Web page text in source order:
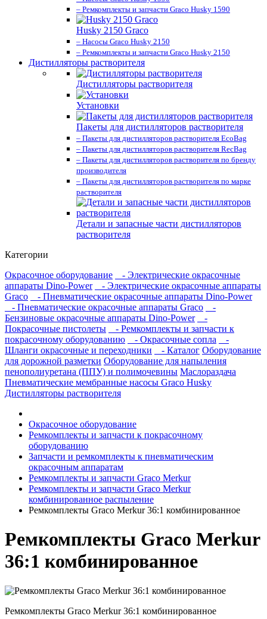
– Ремкомплекты и запчасти Graco Husky 1590
Husky 2150 Graco
– Насосы Graco Husky 2150
– Ремкомплекты и запчасти Graco Husky 2150
Дистилляторы растворителя
Дистилляторы растворителя
Установки
Пакеты для дистилляторов растворителя
– Пакеты для дистилляторов растворителя EcoBag
– Пакеты для дистилляторов растворителя RecBag
– Пакеты для дистилляторов растворителя по бренду
производителя
– Пакеты для дистилляторов растворителя по марке
растворителя
Детали и запасные части дистилляторов
растворителя
Категории
Окрасочное оборудование
- Электрические окрасочные
аппараты Dino-Power
- Электрические окрасочные аппараты
Graco
- Пневматические окрасочные аппараты Dino-Power
- Пневматические окрасочные аппараты Graco
-
Бензиновые окрасочные аппараты Dino-Power
-
Покрасочные пистолеты
- Ремкомплекты и запчасти к
покрасочному оборудованию
- Окрасочные сопла
-
Шланги окрасочные и переходники
- Каталог Оборудование
для дорожной разметки Оборудование для напыления
пенополиуретана (ППУ) и полимочевины Маслораздача
Пневматические мембранные насосы Graco Husky
Дистилляторы растворителя
Окрасочное оборудование
Ремкомплекты и запчасти к покрасочному
оборудованию
Запчасти и ремкомплекты к пневматическим
окрасочным аппаратам
Ремкомплекты и запчасти Graco Merkur
Ремкомплекты и запчасти Graco Merkur
комбинированное распыление
Ремкомплекты Graco Merkur 36:1 комбинированное
Ремкомплекты Graco Merkur
36:1 комбинированное
Ремкомплекты Graco Merkur 36:1 комбинированное